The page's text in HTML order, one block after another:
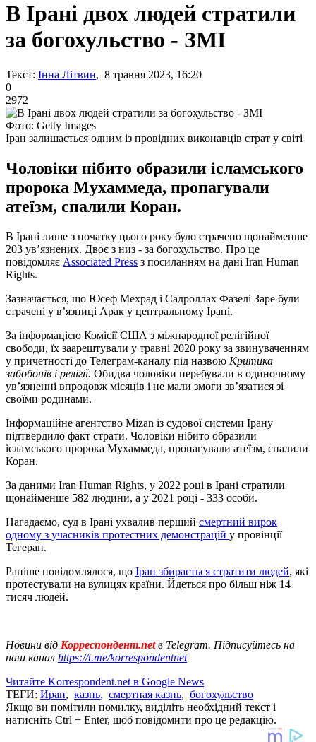
В Ірані двох людей стратили
за богохульство - ЗМІ
Текст: Інна Літвин, 8 травня 2023, 16:20
0
2972
Фото: Getty Images
Іран залишається одним із провідних виконавців страт у світі
Чоловіки нібито образили ісламського
пророка Мухаммеда, пропагували
атеїзм, спалили Коран.
В Ірані лише з початку цього року було страчено щонайменше
203 ув’язнених. Двоє з низ - за богохульство. Про це
повідомляє Associated Press з посиланням на дані Iran Human
Rights.
Зазначається, що Юсеф Мехрад і Садроллах Фазелі Заре були
страчені у в’язниці Арак у центральному Ірані.
За інформацією Комісії США з міжнародної релігійної
свободи, їх заарештували у травні 2020 року за звинуваченням
у причетності до Телеграм-каналу під назвою Критика
забобонів і релігії. Обидва чоловіки перебували в одиночному
ув’язненні впродовж місяців і не мали змоги зв’язатися зі
своїми родинами.
Інформаційне агентство Mizan із судової системи Ірану
підтвердило факт страти. Чоловіки нібито образили
ісламського пророка Мухаммеда, пропагували атеїзм, спалили
Коран.
За даними Iran Human Rights, у 2022 році в Ірані стратили
щонайменше 582 людини, а у 2021 році - 333 особи.
Нагадаємо, суд в Ірані ухвалив перший смертний вирок
одному з учасників протестних демонстрацій у провінції
Тегеран.
Раніше повідомлялося, що Іран збирається стратити людей, які
протестували на вулицях країни. Йдеться про більш ніж 14
тисяч людей.
Новини від Корреспондент.netв Telegram. Підписуйтесь на
наш канал https://t.me/korrespondentnet
Читайте Korrespondent.net в Google News
ТЕГИ: Иран, казнь, смертная казнь, богохульство
Якщо ви помітили помилку, виділіть необхідний текст і
натисніть Ctrl + Enter, щоб повідомити про це редакцію.